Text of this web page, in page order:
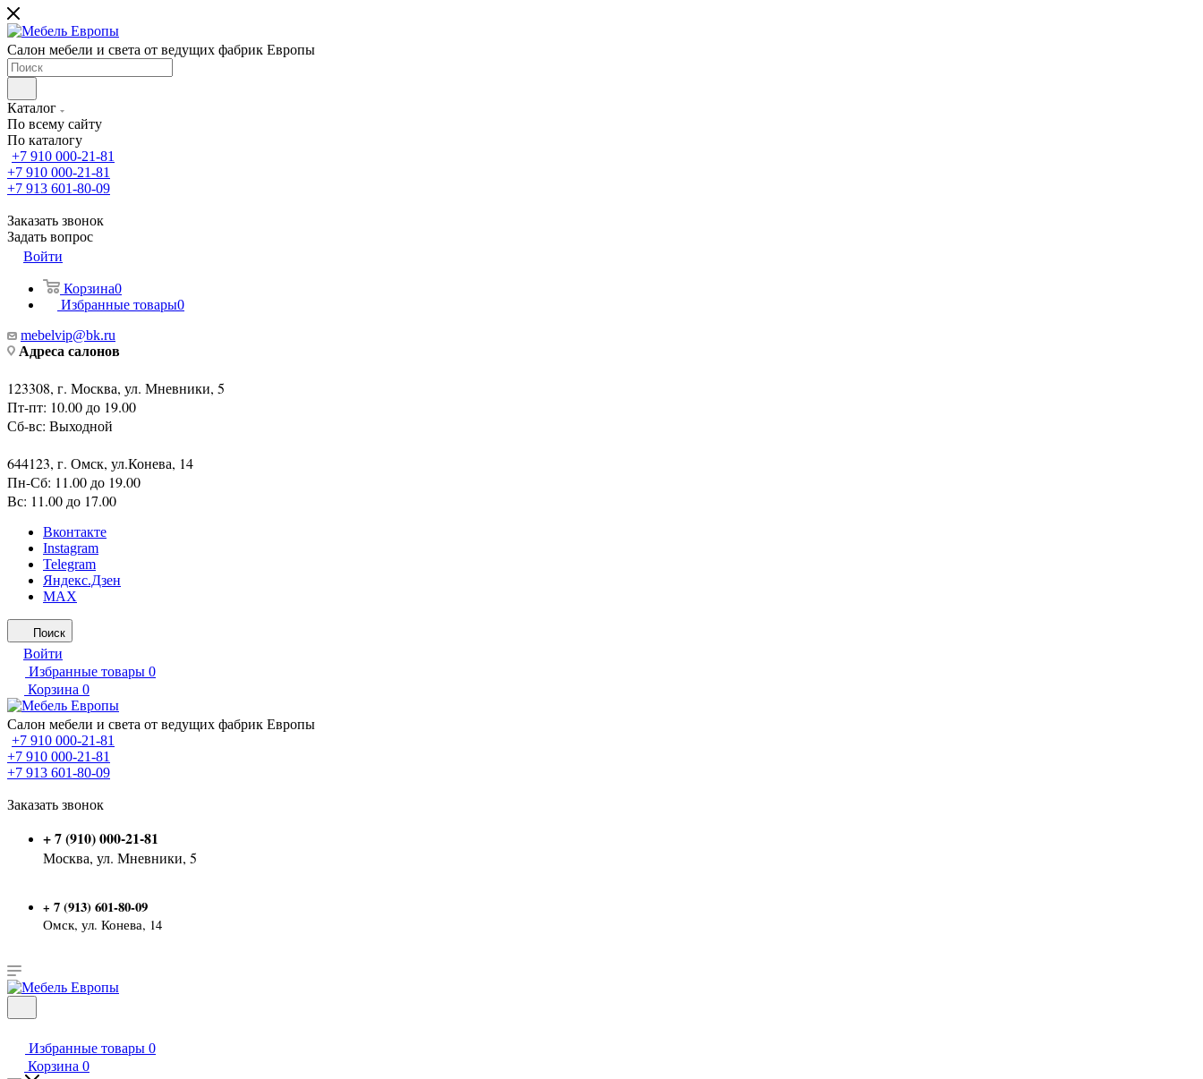
Салон мебели и света от ведущих фабрик Европы
Каталог
По всему сайту
По каталогу
+7 910 000-21-81
+7 910 000-21-81
+7 913 601-80-09
Заказать звонок
Задать вопрос
Войти
Корзина0
Избранные товары0
mebelvip@bk.ru
Адреса салонов
123308, г. Москва, ул. Мневники, 5
Пт-пт: 10.00 до 19.00
Сб-вс: Выходной
644123, г. Омск, ул.Конева, 14
Пн-Сб: 11.00 до 19.00
Вс: 11.00 до 17.00
Вконтакте
Instagram
Telegram
Яндекс.Дзен
MAX
Поиск
Войти
Избранные товары 0
Корзина 0
Салон мебели и света от ведущих фабрик Европы
+7 910 000-21-81
+7 910 000-21-81
+7 913 601-80-09
Заказать звонок
+ 7 (910) 000-21-81
Москва, ул. Мневники, 5
+ 7 (913) 601-80-09
Омск, ул. Конева, 14
Избранные товары 0
Корзина 0